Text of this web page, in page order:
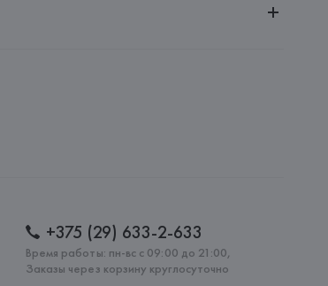
+375 (29) 633-2-633
Время работы: пн-вс с 09:00 до 21:00,
Заказы через корзину круглосуточно